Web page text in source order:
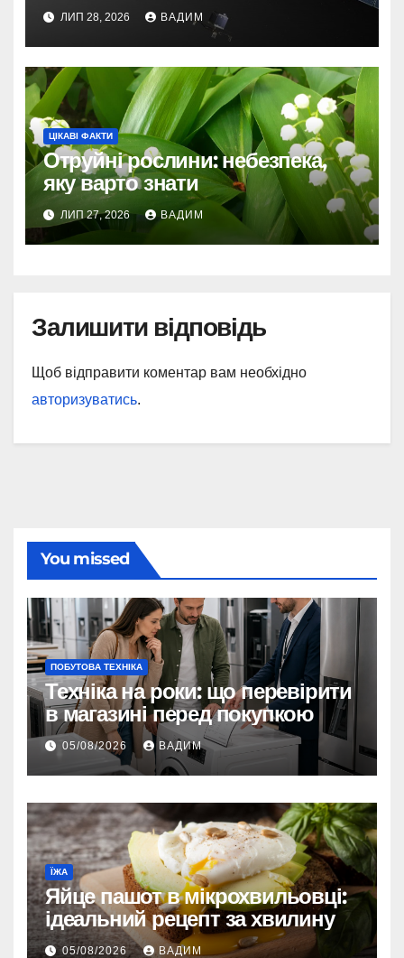
ЛИП 28, 2026 ВАДИМ
ЦІКАВІ ФАКТИ
Отруйні рослини: небезпека,
яку варто знати
ЛИП 27, 2026 ВАДИМ
Залишити відповідь
Щоб відправити коментар вам необхідно
авторизуватись.
You missed
ПОБУТОВА ТЕХНІКА
Техніка на роки: що перевірити
в магазині перед покупкою
05/08/2026 ВАДИМ
ЇЖА
Яйце пашот в мікрохвильовці:
ідеальний рецепт за хвилину
05/08/2026 ВАДИМ